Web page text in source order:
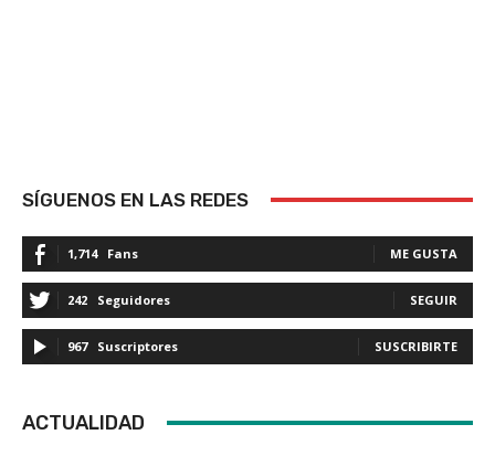
SÍGUENOS EN LAS REDES
1,714 Fans ME GUSTA
242 Seguidores SEGUIR
967 Suscriptores SUSCRIBIRTE
ACTUALIDAD